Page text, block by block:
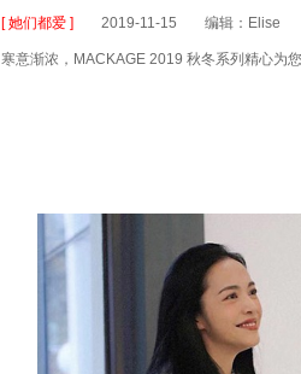
[ 她们都爱 ] 2019-11-15 编辑：Elise
寒意渐浓，MACKAGE 2019 秋冬系列精心为